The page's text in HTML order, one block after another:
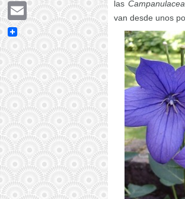
las
van desde unos
WhatsApp
Email